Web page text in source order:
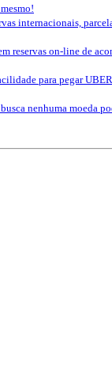
internacionais,
on-line de
para pegar
nenhuma moeda